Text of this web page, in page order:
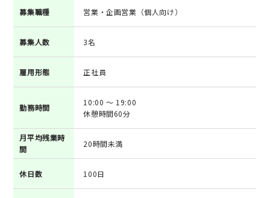
募集職種 営業・企画営業（個人向け）
募集人数 3名
雇用形態 正社員
勤務時間
10:00 ～ 19:00
休憩時間60分
月平均残業時
間
20時間未満
休日数 100日